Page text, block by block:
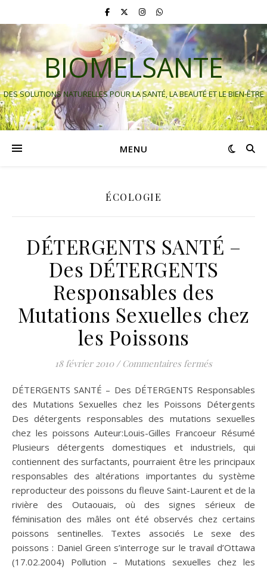
BIOMELSANTE
DES SOLUTIONS NATURELLES POUR LA SANTÉ, LA BEAUTÉ ET LE BIEN-ÊTRE
MENU
ÉCOLOGIE
DÉTERGENTS SANTÉ –
Des DÉTERGENTS
Responsables des
Mutations Sexuelles chez
les Poissons
18 février 2010 / Commentaires ferméssur
DÉTERGENTS SANTÉ – Des DÉTERGENTS Responsables
des Mutations Sexuelles chez les Poissons Détergents
Des détergents responsables des mutations sexuelles
chez les poissons Auteur:Louis-Gilles Francoeur Résumé
Plusieurs détergents domestiques et industriels, qui
contiennent des surfactants, pourraient être les principaux
responsables des altérations importantes du système
reproducteur des poissons du fleuve Saint-Laurent et de la
rivière des Outaouais, où des signes sérieux de
féminisation des mâles ont été observés chez certains
poissons sentinelles. Textes associés Le sexe des
poissons : Daniel Green s’interroge sur le travail d’Ottawa
(17.02.2004) Pollution – Mutations sexuelles chez les